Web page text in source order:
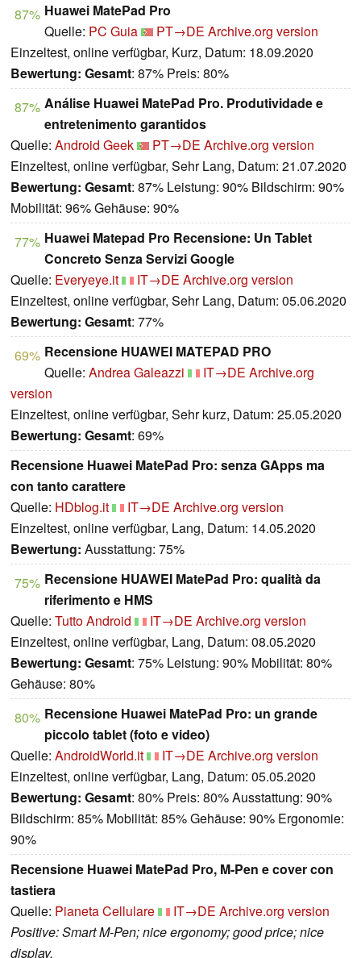
87% Huawei MatePad Pro
Quelle: PC Guia PT→DE Archive.org version
Einzeltest, online verfügbar, Kurz, Datum: 18.09.2020
Bewertung: Gesamt: 87% Preis: 80%
87% Análise Huawei MatePad Pro. Produtividade e
entretenimento garantidos
Quelle: Android Geek PT→DE Archive.org version
Einzeltest, online verfügbar, Sehr Lang, Datum: 21.07.2020
Bewertung: Gesamt: 87% Leistung: 90% Bildschirm: 90%
Mobilität: 96% Gehäuse: 90%
77% Huawei Matepad Pro Recensione: Un Tablet
Concreto Senza Servizi Google
Quelle: Everyeye.it IT→DE Archive.org version
Einzeltest, online verfügbar, Sehr Lang, Datum: 05.06.2020
Bewertung: Gesamt: 77%
69% Recensione HUAWEI MATEPAD PRO
Quelle: Andrea Galeazzi IT→DE Archive.org
version
Einzeltest, online verfügbar, Sehr kurz, Datum: 25.05.2020
Bewertung: Gesamt: 69%
Recensione Huawei MatePad Pro: senza GApps ma
con tanto carattere
Quelle: HDblog.it IT→DE Archive.org version
Einzeltest, online verfügbar, Lang, Datum: 14.05.2020
Bewertung: Ausstattung: 75%
75% Recensione HUAWEI MatePad Pro: qualità da
riferimento e HMS
Quelle: Tutto Android IT→DE Archive.org version
Einzeltest, online verfügbar, Lang, Datum: 08.05.2020
Bewertung: Gesamt: 75% Leistung: 90% Mobilität: 80%
Gehäuse: 80%
80% Recensione Huawei MatePad Pro: un grande
piccolo tablet (foto e video)
Quelle: AndroidWorld.it IT→DE Archive.org version
Einzeltest, online verfügbar, Lang, Datum: 05.05.2020
Bewertung: Gesamt: 80% Preis: 80% Ausstattung: 90%
Bildschirm: 85% Mobilität: 85% Gehäuse: 90% Ergonomie:
90%
Recensione Huawei MatePad Pro, M-Pen e cover con
tastiera
Quelle: Pianeta Cellulare IT→DE Archive.org version
Positive: Smart M-Pen; nice ergonomy; good price; nice
display.